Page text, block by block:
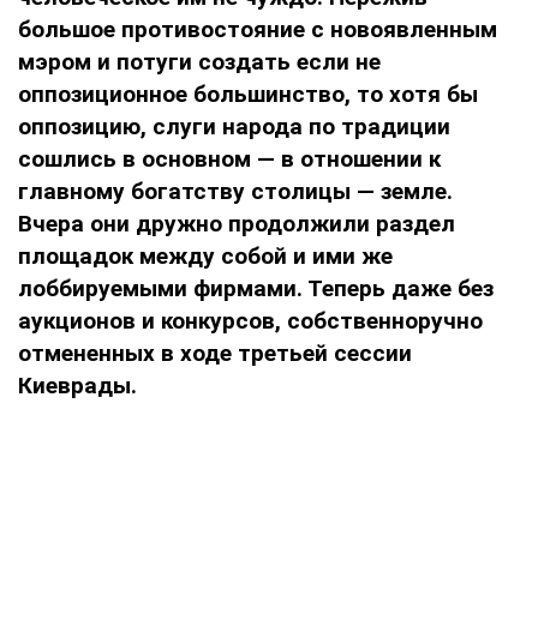
большое противостояние с новоявленным
мэром и потуги создать если не
оппозиционное большинство, то хотя бы
оппозицию, слуги народа по традиции
сошлись в основном — в отношении к
главному богатству столицы — земле.
Вчера они дружно продолжили раздел
площадок между собой и ими же
лоббируемыми фирмами. Теперь даже без
аукционов и конкурсов, собственноручно
отмененных в ходе третьей сессии
Киеврады.